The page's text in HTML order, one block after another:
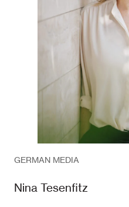
GERMAN MEDIA
Nina Tesenfitz